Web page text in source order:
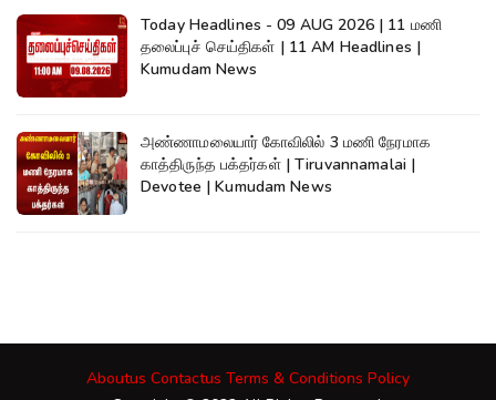
Today Headlines - 09 AUG 2026 | 11 மணி
தலைப்புச் செய்திகள் | 11 AM Headlines |
Kumudam News
அண்ணாமலையார் கோவிலில் 3 மணி நேரமாக
காத்திருந்த பக்தர்கள் | Tiruvannamalai |
Devotee | Kumudam News
Aboutus Contactus Terms & Conditions Policy